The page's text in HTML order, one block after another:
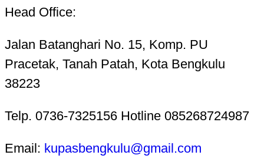
Head Office:
Jalan Batanghari No. 15, Komp. PU
Pracetak, Tanah Patah, Kota Bengkulu
38223
Telp. 0736-7325156 Hotline 085268724987
Email: kupasbengkulu@gmail.com